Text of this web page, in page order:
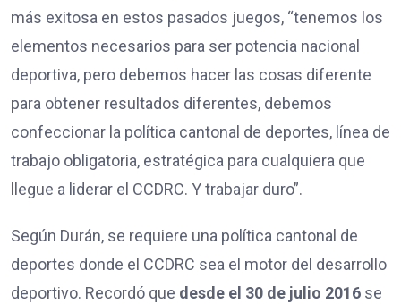
más exitosa en estos pasados juegos, “tenemos los
elementos necesarios para ser potencia nacional
deportiva, pero debemos hacer las cosas diferente
para obtener resultados diferentes, debemos
confeccionar la política cantonal de deportes, línea de
trabajo obligatoria, estratégica para cualquiera que
llegue a liderar el CCDRC. Y trabajar duro”.
Según Durán, se requiere una política cantonal de
deportes donde el CCDRC sea el motor del desarrollo
deportivo. Recordó que desde el 30 de julio 2016 se